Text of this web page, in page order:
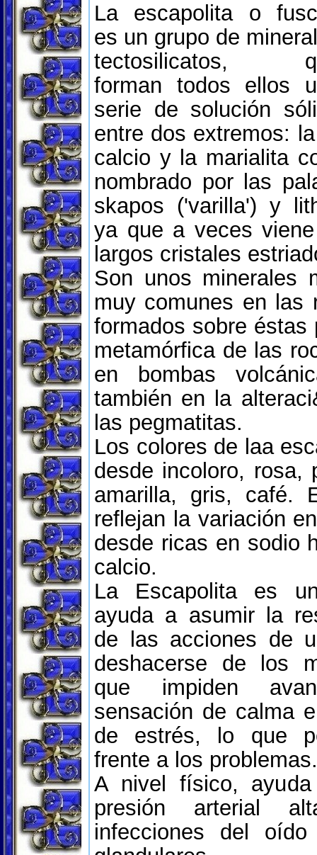
La escapolita o
es un grupo de
tectosilicatos,
forman todos ellos
serie de solución
entre dos extremos:
calcio y la marialita
nombrado por las
skapos ('varilla') y
ya que a veces
largos cristales
Son unos minerales
muy comunes en las
formados sobre éstas
metamórfica de las
en bombas
también en la
las pegmatitas.
Los colores de laa
desde incoloro, rosa,
amarilla, gris, café.
reflejan la variación
desde ricas en sodio
calcio.
La Escapolita es
ayuda a asumir la
de las acciones de
deshacerse de los
que impiden
sensación de calma
de estrés, lo que
frente a los problemas.
A nivel físico,
presión arterial
infecciones del